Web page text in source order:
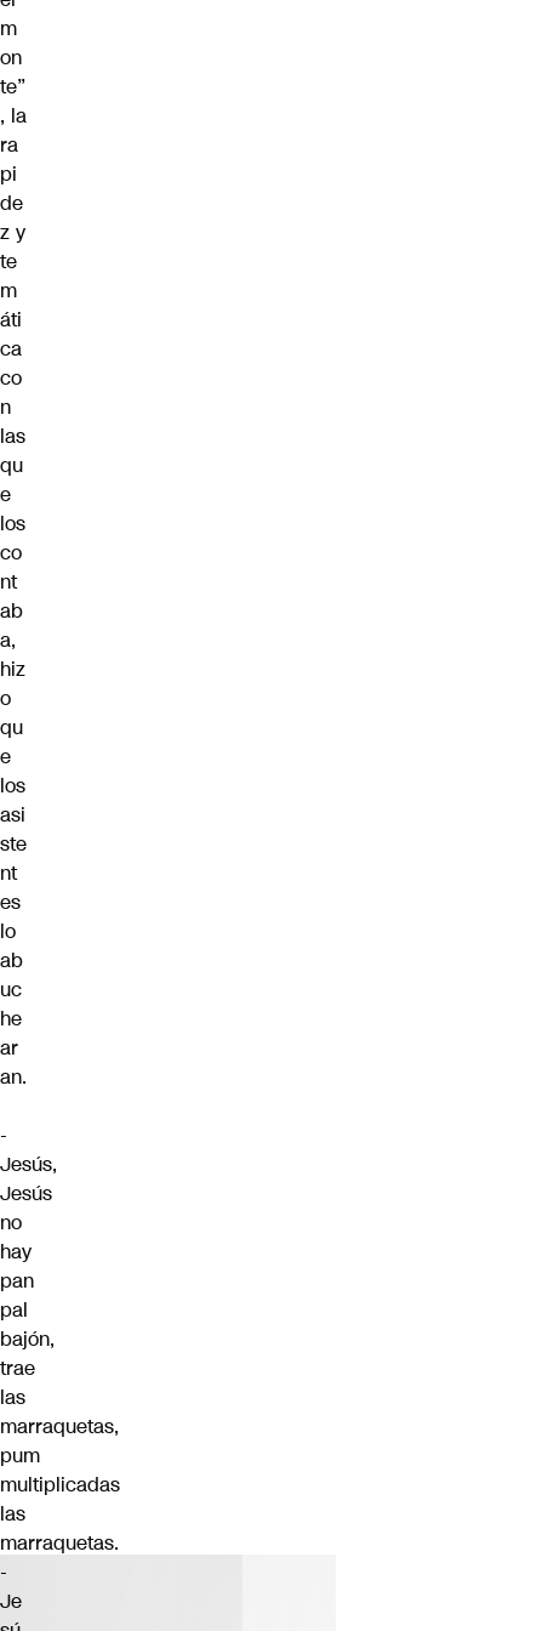
m
on
te”
, la
ra
pi
de
z y
te
m
áti
ca
co
n
las
qu
e
los
co
nt
ab
a,
hiz
o
qu
e
los
asi
ste
nt
es
lo
ab
uc
he
ar
an.
-
Jesús,
Jesús
no
hay
pan
pal
bajón,
trae
las
marraquetas,
pum
multiplicadas
las
marraquetas.
-
Je